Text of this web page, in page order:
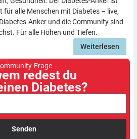
für alle Menschen mit Diabetes – live,
Anker und die Community sind
Für alle Höhen und Tiefen.
Weiterlesen
Frage
redest du
Diabetes?
Senden